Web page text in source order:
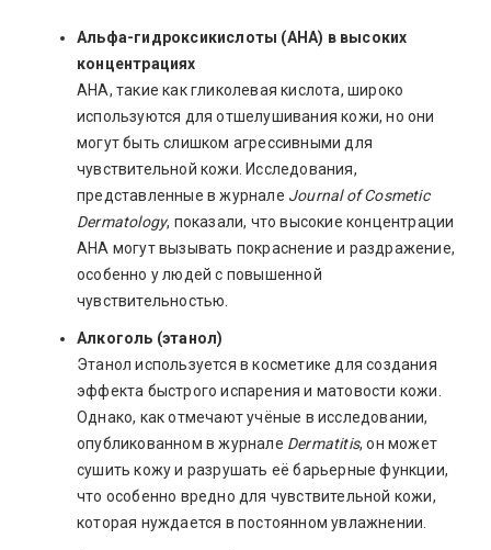
Альфа-гидроксикислоты (AHA) в высоких
концентрациях
AHA, такие как гликолевая кислота, широко
используются для отшелушивания кожи, но они
могут быть слишком агрессивными для
чувствительной кожи. Исследования,
представленные в журнале Journal of Cosmetic
Dermatology, показали, что высокие концентрации
AHA могут вызывать покраснение и раздражение,
особенно у людей с повышенной
чувствительностью.
Алкоголь (этанол)
Этанол используется в косметике для создания
эффекта быстрого испарения и матовости кожи.
Однако, как отмечают учёные в исследовании,
опубликованном в журнале Dermatitis, он может
сушить кожу и разрушать её барьерные функции,
что особенно вредно для чувствительной кожи,
которая нуждается в постоянном увлажнении.